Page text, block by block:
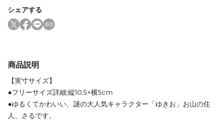
シェアする
商品説明
【実寸サイズ】
●フリーサイズ詳細:縦10.5×横5cm
●ゆるくてかわいい、謎の大人気キャラクター「ゆきお」お山の住
人、さるです。